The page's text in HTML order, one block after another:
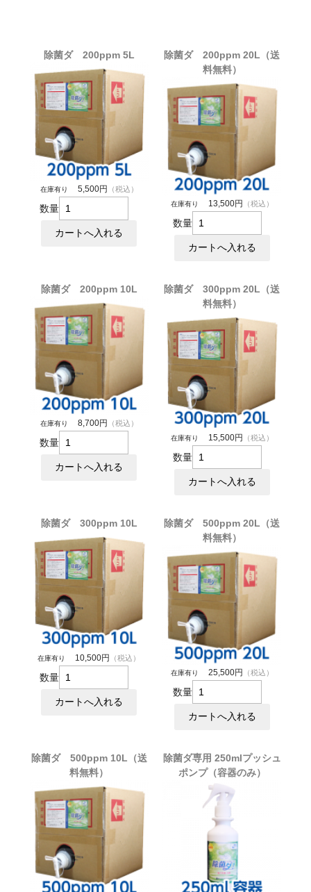
除菌ダ 200ppm 5L
在庫有り 5,500円 （税込）
数量
除菌ダ 200ppm 20L（送
料無料）
在庫有り 13,500円 （税込）
数量
除菌ダ 200ppm 10L
在庫有り 8,700円 （税込）
数量
除菌ダ 300ppm 20L（送
料無料）
在庫有り 15,500円 （税込）
数量
除菌ダ 300ppm 10L
在庫有り 10,500円 （税込）
数量
除菌ダ 500ppm 20L（送
料無料）
在庫有り 25,500円 （税込）
数量
除菌ダ 500ppm 10L（送
料無料）
除菌ダ専用 250mlプッシュ
ポンプ（容器のみ）